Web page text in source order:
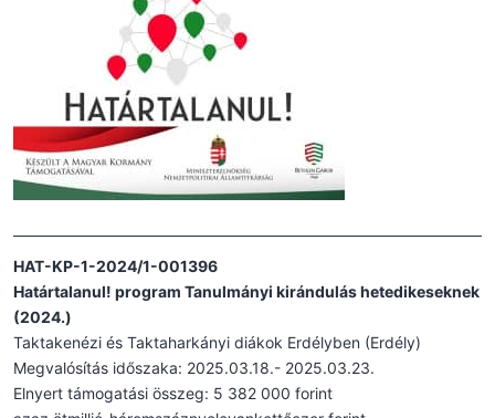
HAT-KP-1-2024/1-001396
Határtalanul! program Tanulmányi kirándulás hetedikeseknek
(2024.)
Taktakenézi és Taktaharkányi diákok Erdélyben (Erdély)
Megvalósítás időszaka: 2025.03.18.- 2025.03.23.
Elnyert támogatási összeg: 5 382 000 forint